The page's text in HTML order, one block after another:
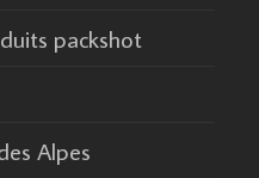
packshot
Alpes